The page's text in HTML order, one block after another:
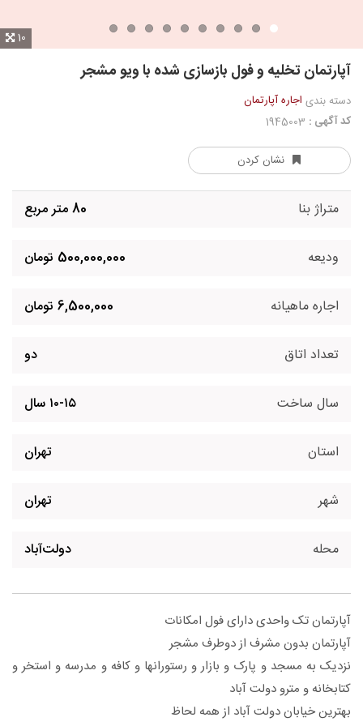
10
آپارتمان تخلیه و فول بازسازی شده با ویو مشجر
دسته بندی اجاره آپارتمان
کد آگهی :
نشان کردن
متراژ بنا 80 متر مربع
ودیعه 500,000,000 تومان
اجاره ماهیانه 6,500,000 تومان
تعداد اتاق دو
سال ساخت ۱۰-۱۵ سال
استان تهران
شهر تهران
محله دولت‌آباد
آپارتمان تک واحدی دارای فول امکانات
آپارتمان بدون مشرف از دوطرف مشجر
نزدیک به مسجد و پارک و بازار و رستورانها و کافه و مدرسه و استخر و
کتابخانه و مترو دولت آباد
بهترین خیابان دولت آباد از همه لحاظ